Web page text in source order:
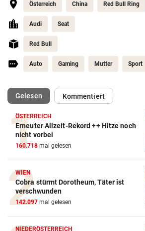
Österreich China Red Bull Ring
Audi Seat
Red Bull
Auto Gaming Mutter Sport
Gelesen(ausgewählt)Kommentiert
ÖSTERREICH
Erneuter Allzeit-Rekord ++ Hitze noch
nicht vorbei
160.718 mal gelesen
WIEN
Cobra stürmt Dorotheum, Täter ist
verschwunden
142.097 mal gelesen
NIEDERÖSTERREICH